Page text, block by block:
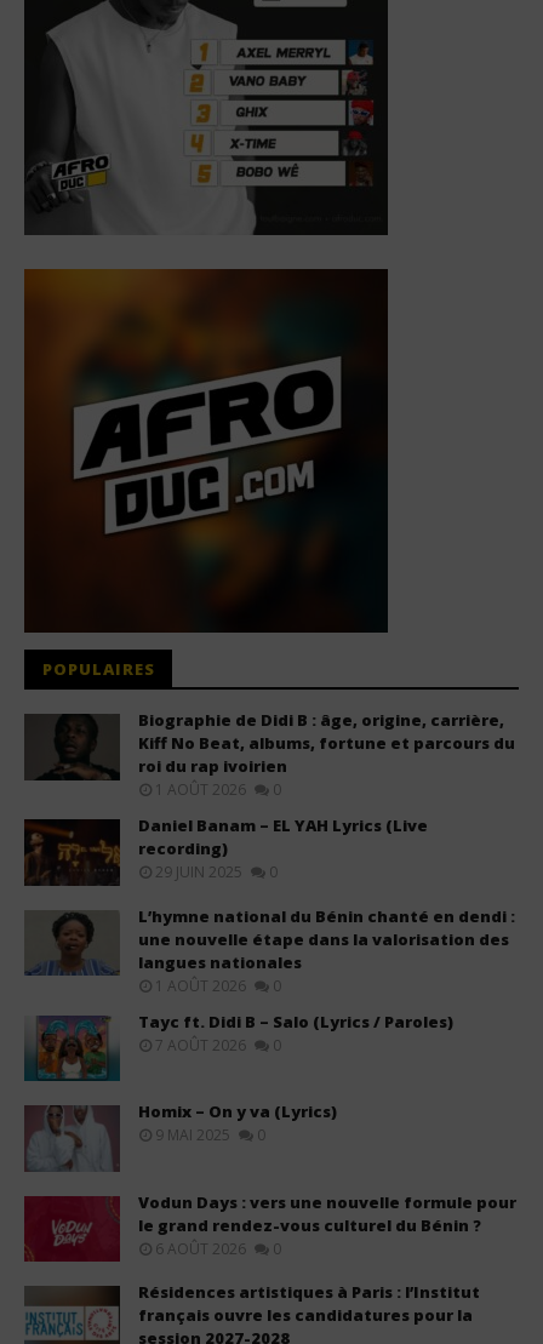
POPULAIRES
Biographie de Didi B : âge, origine, carrière,
Kiff No Beat, albums, fortune et parcours du
roi du rap ivoirien
1 AOÛT 2026 0
Daniel Banam – EL YAH Lyrics (Live
recording)
29 JUIN 2025 0
L’hymne national du Bénin chanté en dendi :
une nouvelle étape dans la valorisation des
langues nationales
1 AOÛT 2026 0
Tayc ft. Didi B – Salo (Lyrics / Paroles)
7 AOÛT 2026 0
Homix – On y va (Lyrics)
9 MAI 2025 0
Vodun Days : vers une nouvelle formule pour
le grand rendez-vous culturel du Bénin ?
6 AOÛT 2026 0
Résidences artistiques à Paris : l’Institut
français ouvre les candidatures pour la
session 2027-2028